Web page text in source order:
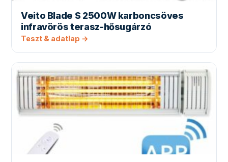
Veito Blade S 2500W karboncsöves
infravörös terasz-hősugárzó
Teszt & adatlap →